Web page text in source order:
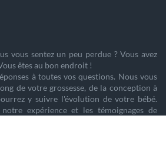
vous sentez un peu perdue ? Vous avez
êtes au bon endroit !
à toutes vos questions. Nous vous
de votre grossesse, de la conception à
y suivre l'évolution de votre bébé.
expérience et les témoignages de